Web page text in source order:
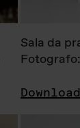
Sala da
Download